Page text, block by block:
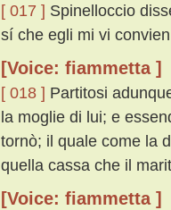
[ 017 ] Spinelloccio
sí che egli mi vi
[Voice: fiammetta ]
[ 018 ] Partitosi
la moglie di lui; e
tornò; il quale come la
quella cassa che il
[Voice: fiammetta ]